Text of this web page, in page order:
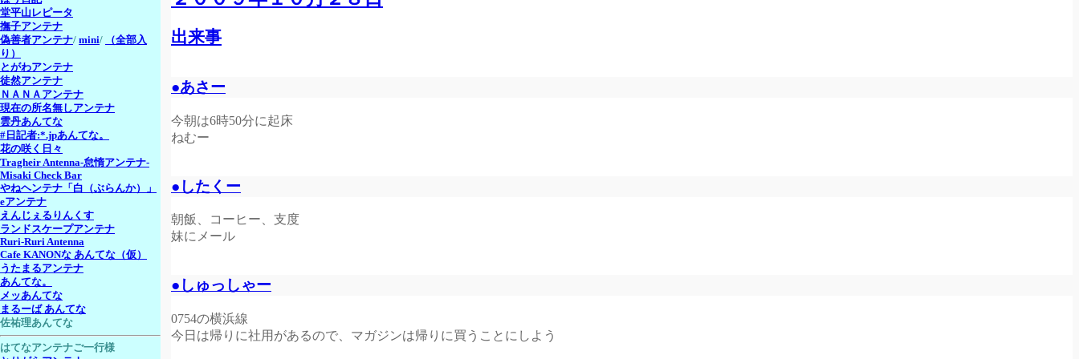
出来事
●あさー
今朝は6時50分に起床
ねむー
●したくー
朝飯、コーヒー、支度
妹にメール
●しゅっしゃー
0754の横浜線
今日は帰りに社用があるので、マガジンは帰りに買うことにしよう
堂平山レピータ
撫子アンテナ
偽善者アンテナ/ mini/
（全部入
り）
とがわアンテナ
徒然アンテナ
ＮＡＮＡアンテナ
現在の所名無しアンテナ
雲丹あんてな
#日記者:*.jpあんてな。
花の咲く日々
Tragheir Antenna-怠惰アンテナ-
Misaki Check Bar
やねヘンテナ「白（ぶらんか）」
eアンテナ
えんじぇるりんくす
ランドスケープアンテナ
Ruri-Ruri Antenna
Cafe KANONな あんてな（仮）
うたまるアンテナ
あんてな。
メッあんてな
まるーば あんてな
佐祐理あんてな
はてなアンテナご一行様